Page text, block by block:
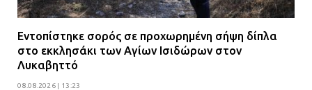
Εντοπίστηκε σορός σε προχωρημένη σήψη δίπλα
στο εκκλησάκι των Αγίων Ισιδώρων στον
Λυκαβηττό
08.08.2026 | 13:23